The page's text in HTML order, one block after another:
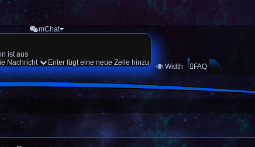
mChat
ist aus
Nachricht
Enter fügt eine neue Zeile hinzu Width FAQ